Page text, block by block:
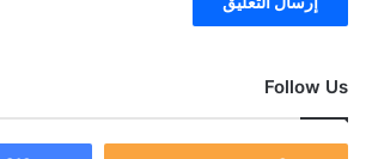
Follow Us